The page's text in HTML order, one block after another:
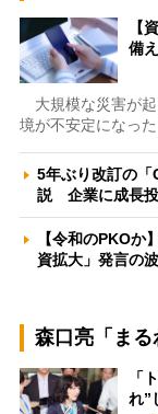
【
備
大規模な災害が起
境が不安定になっ
5年ぶり改訂の「
説 企業に成長
【令和のPKOか
資拡大」発言の
森口亮「まる
「
れ”